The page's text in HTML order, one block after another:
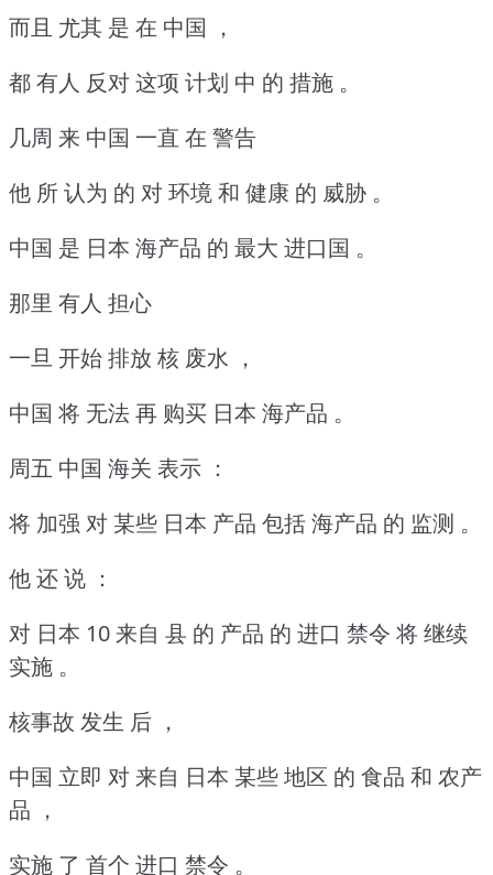
而且 尤其 是 在 中国 ，
都 有人 反对 这项 计划 中 的 措施 。
几周 来 中国 一直 在 警告
他 所 认为 的 对 环境 和 健康 的 威胁 。
中国 是 日本 海产品 的 最大 进口国 。
那里 有人 担心
一旦 开始 排放 核 废水 ，
中国 将 无法 再 购买 日本 海产品 。
周五 中国 海关 表示 ：
将 加强 对 某些 日本 产品 包括 海产品 的 监测 。
他 还 说 ：
对 日本 10 来自 县 的 产品 的 进口 禁令 将 继续
实施 。
核事故 发生 后 ，
中国 立即 对 来自 日本 某些 地区 的 食品 和 农产
品 ，
实施 了 首个 进口 禁令 。